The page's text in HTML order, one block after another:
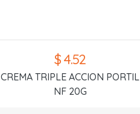
$ 4.52
CREMA TRIPLE ACCION PORTIL
NF 20G